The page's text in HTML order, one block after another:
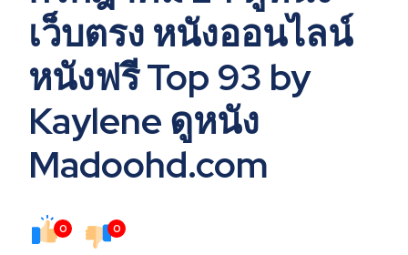
เว็บตรง หนังออนไลน์
หนังฟรี Top 93 by
Kaylene ดูหนัง
Madoohd.com
0 0